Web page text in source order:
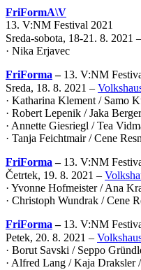
FriFormA\V
13. V:NM Festival 2021
Sreda-sobota, 18-21. 8. 2021 –
· Nika Erjavec
FriForma – 13. V:NM
Sreda, 18. 8. 2021 –
· Katharina Klement / Samo
· Robert Lepenik / Jaka
· Annette Giesriegl / Tea
· Tanja Feichtmair / Cene
FriForma – 13. V:NM
Četrtek, 19. 8. 2021 –
· Yvonne Hofmeister / Ana
· Christoph Wundrak / Cene
FriForma – 13. V:NM
Petek, 20. 8. 2021 –
· Borut Savski / Seppo
· Alfred Lang / Kaja Draksler